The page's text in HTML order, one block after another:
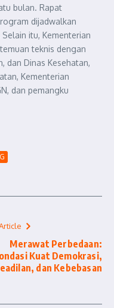
bulan. Rapat
dijadwalkan
itu, Kementerian
teknis dengan
dan Dinas Kesehatan,
Kementerian
dan pemangku
Merawat Perbedaan:
Kuat Demokrasi,
dan Kebebasan